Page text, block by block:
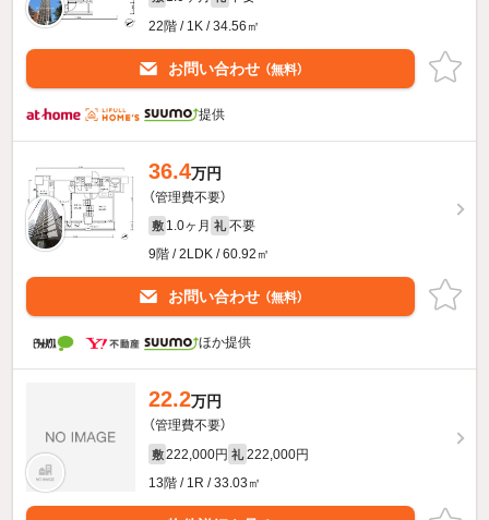
22階 / 1K / 34.56㎡
お問い合わせ （無料）
提供
36.4万円
（管理費不要）
敷 1.0ヶ月 礼 不要
9階 / 2LDK / 60.92㎡
お問い合わせ （無料）
ほか提供
22.2万円
（管理費不要）
敷 222,000円 礼 222,000円
13階 / 1R / 33.03㎡